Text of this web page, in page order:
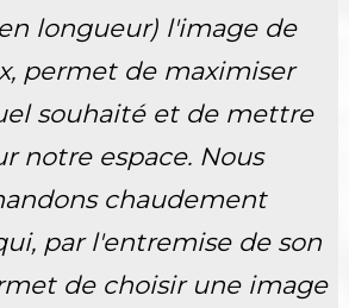
longueur) l'image de
permet de maximiser
souhaité et de mettre
notre espace. Nous
chaudement
par l'entremise de son
de choisir une image